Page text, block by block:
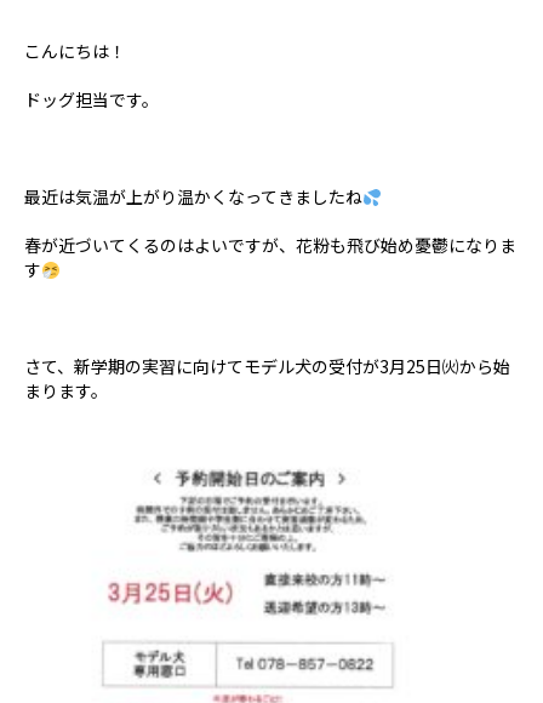
こんにちは！
ドッグ担当です。
最近は気温が上がり温かくなってきましたね
春が近づいてくるのはよいですが、花粉も飛び始め憂鬱になりま
す
さて、新学期の実習に向けてモデル犬の受付が3月25日㈫から始
まります。